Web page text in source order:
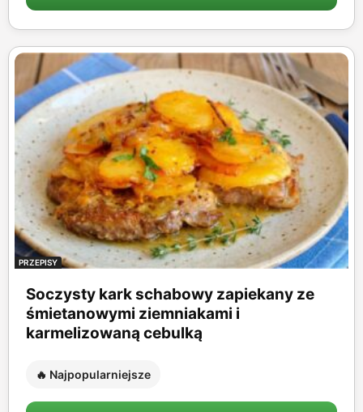
PRZEPISY
Soczysty kark schabowy zapiekany ze
śmietanowymi ziemniakami i
karmelizowaną cebulką
🔥 Najpopularniejsze